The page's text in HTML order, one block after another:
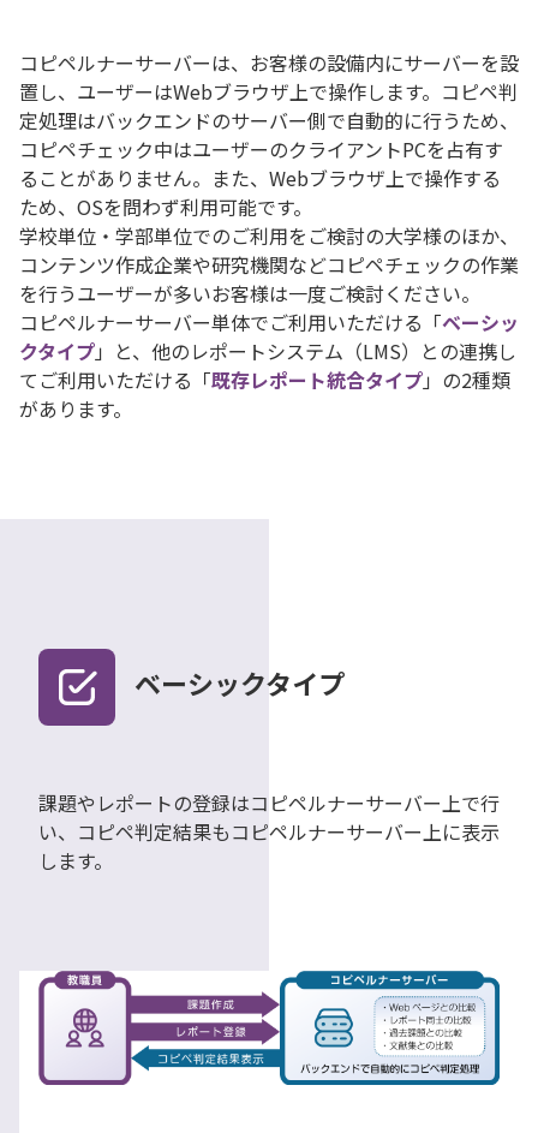
コピペルナーサーバーは、お客様の設備内にサーバーを設
置し、ユーザーはWebブラウザ上で操作します。コピペ判
定処理はバックエンドのサーバー側で自動的に行うため、
コピペチェック中はユーザーのクライアントPCを占有す
ることがありません。また、Webブラウザ上で操作する
ため、OSを問わず利用可能です。
学校単位・学部単位でのご利用をご検討の大学様のほか、
コンテンツ作成企業や研究機関などコピペチェックの作業
を行うユーザーが多いお客様は一度ご検討ください。
コピペルナーサーバー単体でご利用いただける「ベーシッ
クタイプ」と、他のレポートシステム（LMS）との連携し
てご利用いただける「既存レポート統合タイプ」の2種類
があります。
ベーシックタイプ
課題やレポートの登録はコピペルナーサーバー上で行
い、コピペ判定結果もコピペルナーサーバー上に表示
します。